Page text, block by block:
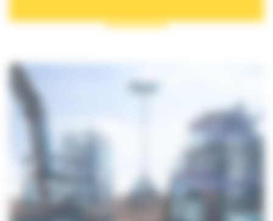
ONZE DIGITALE TOOLS